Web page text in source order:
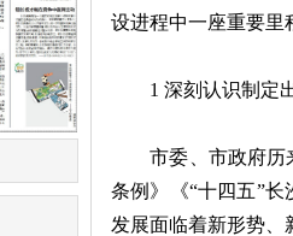
设进程中一座重要里
1 深刻认识制定出
市委、市政府历来
条例》《“十四五”
发展面临着新形势、